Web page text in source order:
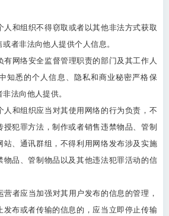
和组织不得窃取或者以其他非法方式获取
者非法向他人提供个人信息。
网络安全监督管理职责的部门及其工作人
知悉的个人信息、隐私和商业秘密严格保
法向他人提供。
和组织应当对其使用网络的行为负责，不
犯罪方法，制作或者销售违禁物品、管制
站、通讯群组，不得利用网络发布涉及实施
物品、管制物品以及其他违法犯罪活动的信
者应当加强对其用户发布的信息的管理，
发布或者传输的信息的，应当立即停止传输